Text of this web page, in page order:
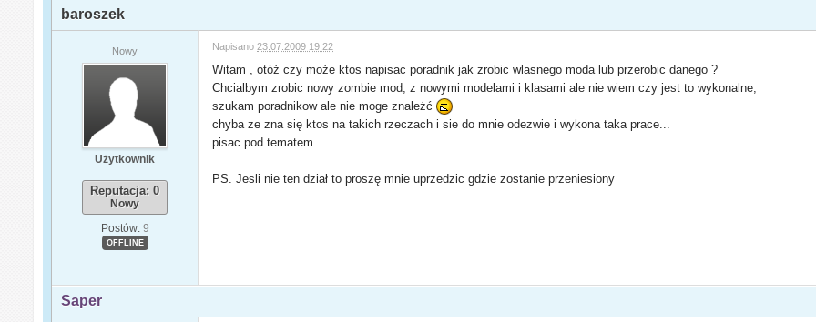
baroszek
Nowy
Użytkownik
Reputacja: 0
Nowy
Postów: 9
OFFLINE
Napisano 23.07.2009 19:22
Witam , otóż czy może ktos napisac poradnik jak zrobic wlasnego moda lub przerobic danego ?
Chcialbym zrobic nowy zombie mod, z nowymi modelami i klasami ale nie wiem czy jest to wykonalne,
szukam poradnikow ale nie moge znależć
chyba ze zna się ktos na takich rzeczach i sie do mnie odezwie i wykona taka prace...
pisac pod tematem ..
PS. Jesli nie ten dział to proszę mnie uprzedzic gdzie zostanie przeniesiony
Saper